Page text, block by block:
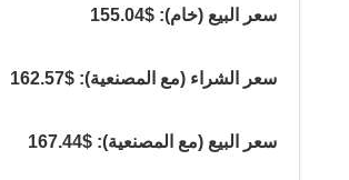
سعر البيع (خام): $155.04
سعر الشراء (مع المصنعية): $162.57
سعر البيع (مع المصنعية): $167.44